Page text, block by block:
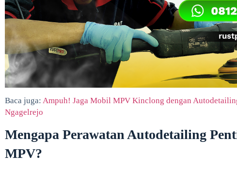
Baca juga: Ampuh! Jaga Mobil MPV Kinclong dengan
Ngagelrejo
Mengapa Perawatan Autodetailing
MPV?